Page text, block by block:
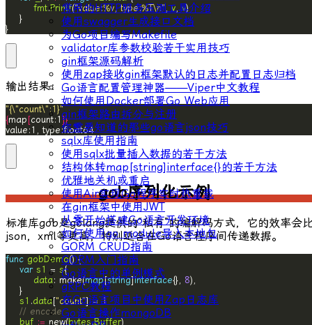
常用的HTTP服务压测工具介绍
使用swagger生成接口文档
为Go项目编写Makefile
validator库参数校验若干实用技巧
gin框架源码解析
使用zap接收gin框架默认的日志并配置日志归档
Go语言配置管理神器——Viper中文教程
如何使用Docker部署Go Web应用
gin框架路由拆分与注册
你需要知道的那些go语言json技巧
sqlx库使用指南
使用sqlx批量插入数据的若干方法
结构体转map[string]interface{}的若干方法
优雅地关机或重启
使用Air实现Go程序实时热重载
在gin框架中使用JWT
从零开始搭建Go语言开发环境
如何使用go module导入本地包
GORM CRUD指南
GORM入门指南
Go语言中的单例模式
gRPC教程
在Go语言项目中使用Zap日志库
Go语言操作mongoDB
fmt.Printf("value:%v, type:%T\n" , v , v
}
输出结果：
"{\"count\":1}"
{map[count:1]}
value:1, type:float64
gob序列化示例
标准库gob是golang提供的“私有”的编解码方式，它的效率会
json，xml等更高，特别适合在Go语言程序间传递数据。
func gobDemo
var s1 = s
data: make(map[string]interface{}, 8
s1 .data["count"] = 1
// encode
buf := new(bytes.Buffer